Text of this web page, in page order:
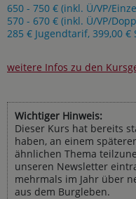
650 - 750 € (inkl. Ü/VP/
570 - 670 € (inkl. Ü/VP/
285 € Jugendtarif, 399,00 €
weitere Infos zu den
Wichtiger Hinweis:
Dieser Kurs hat bereits
haben, an einem
ähnlichen Thema
unseren Newsletter
mehrmals im Jahr über
aus dem Burgleben.